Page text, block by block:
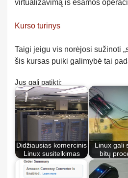
virtualizavimą iš esamos
Kurso turinys
Taigi jeigu vis norėjosi sužinoti
šis kursas puiki galimybė tai
Jus gali patikti:
Didžiausias komercinis
Linux susitelkimas
Linux gali
bitų